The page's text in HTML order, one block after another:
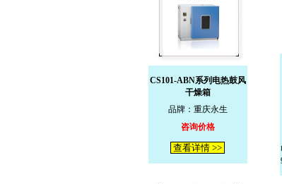
CS101-ABN系列电热鼓风
干燥箱
品牌：重庆永生
咨询价格
查看详情 >>